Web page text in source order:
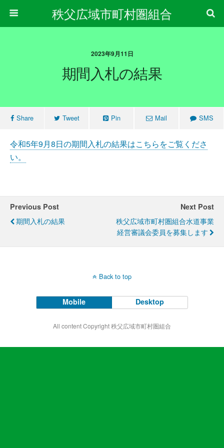
秩父広域市町村圏組合
2023年9月11日
期間入札の結果
Share Tweet Pin Mail SMS
令和5年9月8日の期間入札の結果はこちらをご覧くださ
い。
Previous Post
期間入札の結果
Next Post
秩父広域市町村圏組合水道事業
経営審議会委員を募集します
Back to top
Mobile Desktop
All content Copyright 秩父広域市町村圏組合